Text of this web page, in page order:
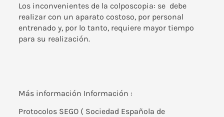
Los inconvenientes de la colposcopia: se debe
realizar con un aparato costoso, por personal
entrenado y, por lo tanto, requiere mayor tiempo
para su realización.
Más información Información :
Protocolos SEGO( Sociedad Española de